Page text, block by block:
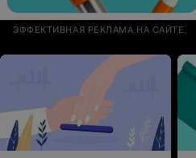
ЭФФЕКТИВНАЯ РЕКЛАМА НА САЙТЕ